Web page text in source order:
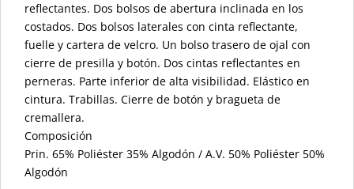
reflectantes. Dos bolsos de abertura inclinada en los
costados. Dos bolsos laterales con cinta reflectante,
fuelle y cartera de velcro. Un bolso trasero de ojal con
cierre de presilla y botón. Dos cintas reflectantes en
perneras. Parte inferior de alta visibilidad. Elástico en
cintura. Trabillas. Cierre de botón y bragueta de
cremallera.
Composición
Prin. 65% Poliéster 35% Algodón / A.V. 50% Poliéster 50%
Algodón